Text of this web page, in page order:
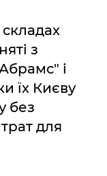
з
і
їх Києву
без
для